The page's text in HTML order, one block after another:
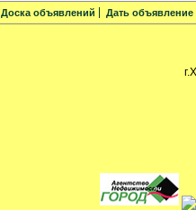
Доска объявлений Дать объявление